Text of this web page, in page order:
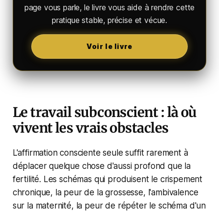
page vous parle, le livre vous aide à rendre cette
pratique stable, précise et vécue.
Voir le livre
Le travail subconscient : là où
vivent les vrais obstacles
L'affirmation consciente seule suffit rarement à
déplacer quelque chose d'aussi profond que la
fertilité. Les schémas qui produisent le crispement
chronique, la peur de la grossesse, l'ambivalence
sur la maternité, la peur de répéter le schéma d'un